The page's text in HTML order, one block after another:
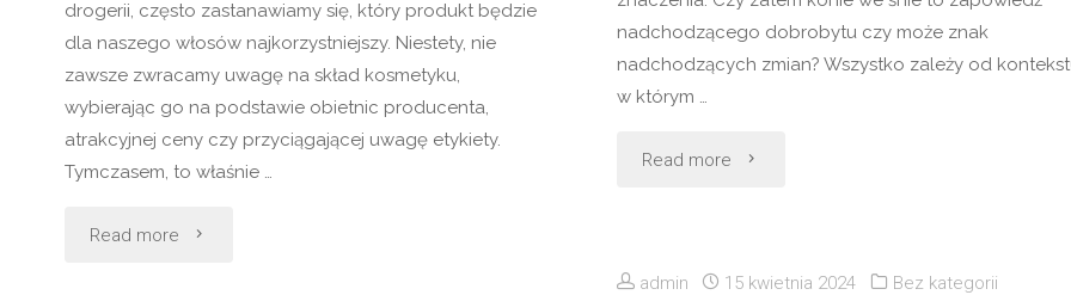
nadchodzącego dobrobytu czy może znak
nadchodzących zmian? Wszystko zależy od
w którym …
Read more "Konie
drogerii, często zastanawiamy się, który produkt będzie
dla naszego włosów najkorzystniejszy. Niestety, nie
zawsze zwracamy uwagę na skład kosmetyku,
wybierając go na podstawie obietnic producenta,
atrakcyjnej ceny czy przyciągającej uwagę etykiety.
Tymczasem, to właśnie …
Read more "Odkryj
admin 15 kwietnia 2024 Bez kategorii